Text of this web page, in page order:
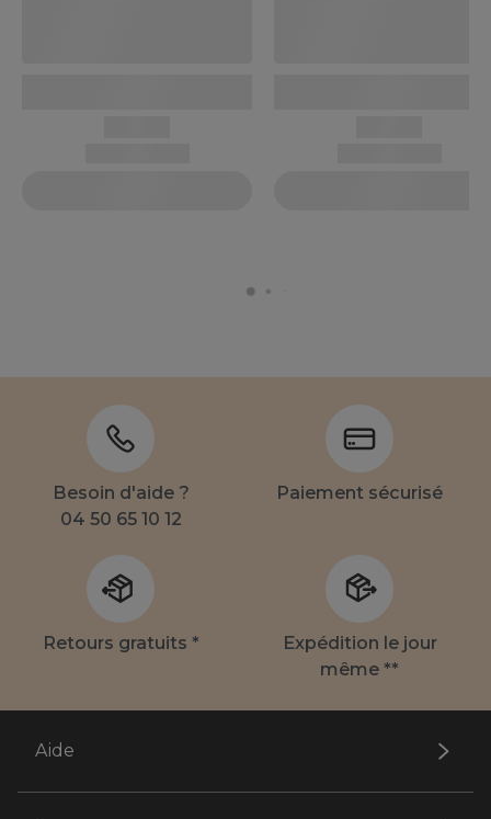
Besoin d'aide ?
04 50 65 10 12
Paiement sécurisé
Retours gratuits *
Expédition le jour
même **
Aide